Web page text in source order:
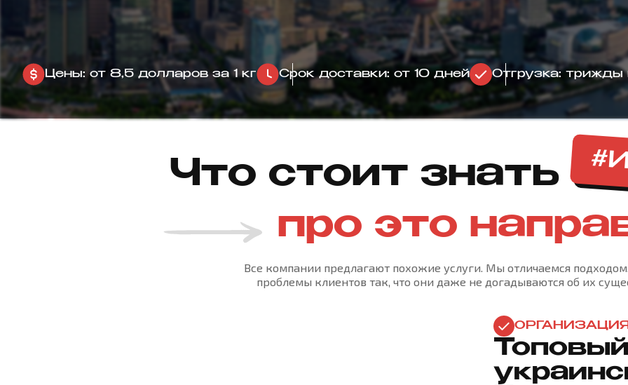
Цены: от 8,5 долларов за 1 кг Срок доставки: от 10 дней Отгрузка: трижды
Что стоит знать
про это
Все компании предлагают похожие услуги. Мы отличаемся
проблемы клиентов так, что они даже не догадываются об их